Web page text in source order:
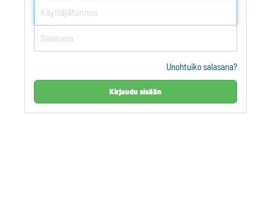
Unohtuiko salasana?